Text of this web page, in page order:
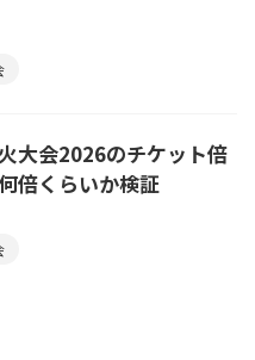
大会2026のチケット倍
倍くらいか検証